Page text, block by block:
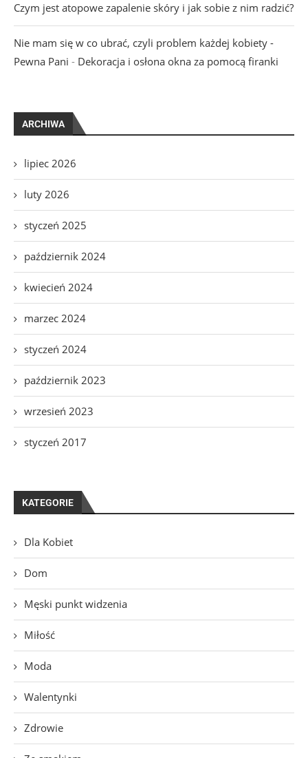
Czym jest atopowe zapalenie skóry i jak sobie z nim radzić?
Nie mam się w co ubrać, czyli problem każdej kobiety -
Pewna Pani - Dekoracja i osłona okna za pomocą firanki
ARCHIWA
lipiec 2026
luty 2026
styczeń 2025
październik 2024
kwiecień 2024
marzec 2024
styczeń 2024
październik 2023
wrzesień 2023
styczeń 2017
KATEGORIE
Dla Kobiet
Dom
Męski punkt widzenia
Miłość
Moda
Walentynki
Zdrowie